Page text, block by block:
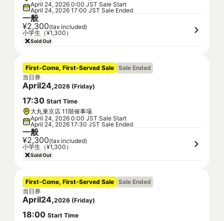
April 24, 2026 0:00 JST Sale Start
April 24, 2026 17:00 JST Sale Ended
一般
¥2,300(tax included)
小学生（¥1,300）
Sold Out
First-Come, First-Served Sale Sale Ended
当日券
April24,2026 (Friday)
17:30 Start Time
大丸東京店 11階催事場
April 24, 2026 0:00 JST Sale Start
April 24, 2026 17:30 JST Sale Ended
一般
¥2,300(tax included)
小学生（¥1,300）
Sold Out
First-Come, First-Served Sale Sale Ended
当日券
April24,2026 (Friday)
18:00 Start Time